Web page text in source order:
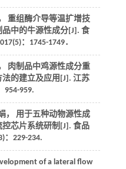
重组酶介导等温扩增技
中的牛源性成分[J]. 食
(5)：1745-1749．
肉制品中鸡源性成分重
的建立及应用[J]. 江苏
954-959.
， 用于五种动物源性成
芯片系统研制[J]. 食品
：229-234.
of a lateral flow